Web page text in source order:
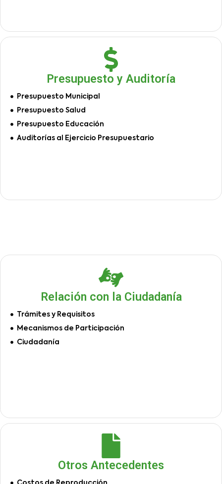
Presupuesto y Auditoría
Presupuesto Municipal
Presupuesto Salud
Presupuesto Educación
Auditorías al Ejercicio Presupuestario
Relación con la Ciudadanía
Trámites y Requisitos
Mecanismos de Participación
Ciudadanía
Otros Antecedentes